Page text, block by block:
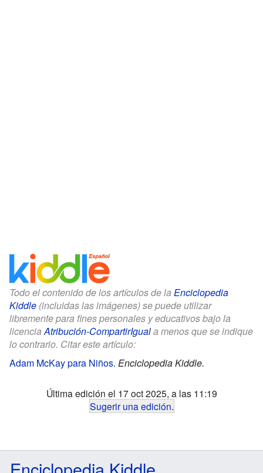
Todo el contenido de los artículos de la Enciclopedia
Kiddle (incluidas las imágenes) se puede utilizar
libremente para fines personales y educativos bajo la
licenciaAtribución-CompartirIguala menos que se indique
lo contrario. Citar este artículo:
Adam McKay para Niños. Enciclopedia Kiddle.
Última edición el 17 oct 2025, a las 11:19
Sugerir una edición.